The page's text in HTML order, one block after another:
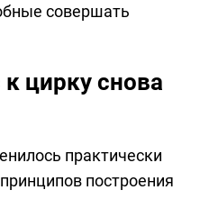
совершать
цирку снова
практически
построения